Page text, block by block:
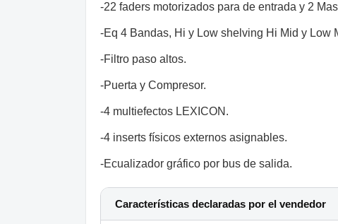
-22 faders motorizados para de entrada y 2
-Eq 4 Bandas, Hi y Low shelving Hi Mid y Low
-Filtro paso altos.
-Puerta y Compresor.
-4 multiefectos LEXICON.
-4 inserts físicos externos asignables.
-Ecualizador gráfico por bus de salida.
Características declaradas por el vendedor